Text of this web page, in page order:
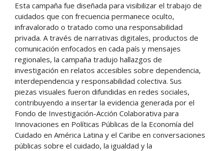
Esta campaña fue diseñada para visibilizar el trabajo de
cuidados que con frecuencia permanece oculto,
infravalorado o tratado como una responsabilidad
privada. A través de narrativas digitales, productos de
comunicación enfocados en cada país y mensajes
regionales, la campaña tradujo hallazgos de
investigación en relatos accesibles sobre dependencia,
interdependencia y responsabilidad colectiva. Sus
piezas visuales fueron difundidas en redes sociales,
contribuyendo a insertar la evidencia generada por el
Fondo de Investigación-Acción Colaborativa para
Innovaciones en Políticas Públicas de la Economía del
Cuidado en América Latina y el Caribe en conversaciones
públicas sobre el cuidado, la igualdad y la